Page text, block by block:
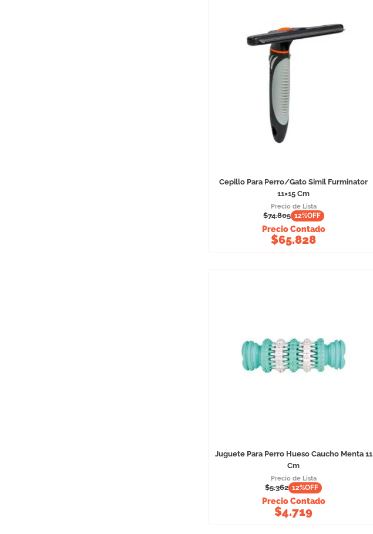
Cepillo Para Perro/Gato Simil Furminator
11×15 Cm
Precio de Lista
$74.805 12%OFF
Precio Contado
$65.828
Juguete Para Perro Hueso Caucho Menta 11
Cm
Precio de Lista
$5.362 12%OFF
Precio Contado
$4.719